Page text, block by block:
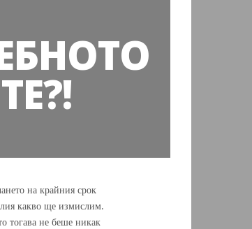
на крайния срок
какво ще измислим.
тогава не беше никак